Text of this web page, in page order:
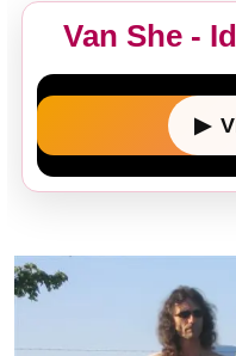
Van She -
▶